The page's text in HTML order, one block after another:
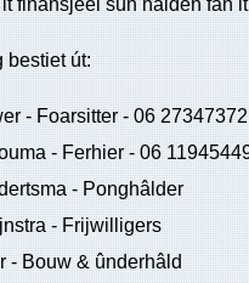
finansjeel sûn halden fan
bestiet út:
- Foarsitter - 06 27347372
- Ferhier - 06
- Ponghâlder
- Frijwilligers
- Bouw & ûnderhâld